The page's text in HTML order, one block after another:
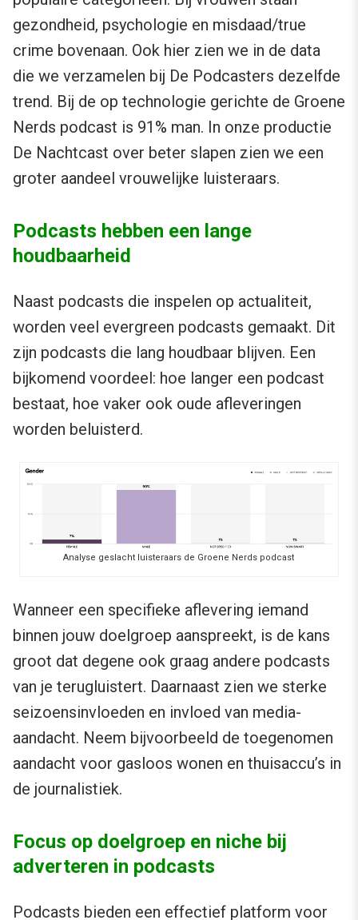
gezondheid, psychologie en misdaad/true
crime bovenaan. Ook hier zien we in de data
die we verzamelen bij De Podcasters dezelfde
trend. Bij de op technologie gerichte de Groene
Nerds podcast is 91% man. In onze productie
De Nachtcast over beter slapen zien we een
groter aandeel vrouwelijke luisteraars.
Podcasts hebben een lange
houdbaarheid
Naast podcasts die inspelen op actualiteit,
worden veel evergreen podcasts gemaakt. Dit
zijn podcasts die lang houdbaar blijven. Een
bijkomend voordeel: hoe langer een podcast
bestaat, hoe vaker ook oude afleveringen
worden beluisterd.
Analyse geslacht luisteraars de Groene Nerds podcast
Wanneer een specifieke aflevering iemand
binnen jouw doelgroep aanspreekt, is de kans
groot dat degene ook graag andere podcasts
van je terugluistert. Daarnaast zien we sterke
seizoensinvloeden en invloed van media-
aandacht. Neem bijvoorbeeld de toegenomen
aandacht voor gasloos wonen en thuisaccu’s in
de journalistiek.
Focus op doelgroep en niche bij
adverteren in podcasts
Podcasts bieden een effectief platform voor